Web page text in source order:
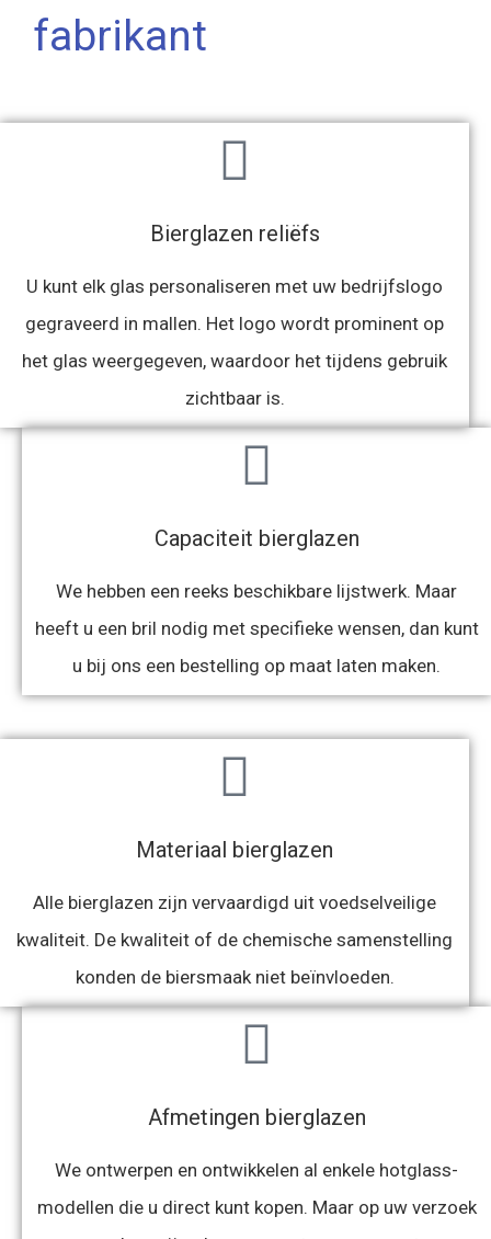
fabrikant
Bierglazen reliëfs
U kunt elk glas personaliseren met uw bedrijfslogo
gegraveerd in mallen. Het logo wordt prominent op
het glas weergegeven, waardoor het tijdens gebruik
zichtbaar is.
Capaciteit bierglazen
We hebben een reeks beschikbare lijstwerk. Maar
heeft u een bril nodig met specifieke wensen, dan kunt
u bij ons een bestelling op maat laten maken.
Materiaal bierglazen
Alle bierglazen zijn vervaardigd uit voedselveilige
kwaliteit. De kwaliteit of de chemische samenstelling
konden de biersmaak niet beïnvloeden.
Afmetingen bierglazen
We ontwerpen en ontwikkelen al enkele hotglass-
modellen die u direct kunt kopen. Maar op uw verzoek